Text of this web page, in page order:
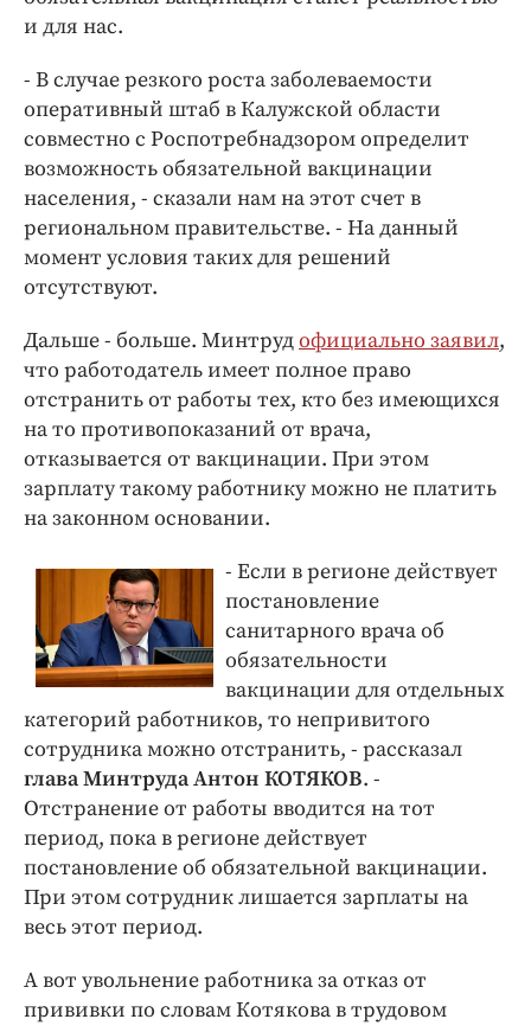
и для нас.
- В случае резкого роста заболеваемости
оперативный штаб в Калужской области
совместно с Роспотребнадзором определит
возможность обязательной вакцинации
населения, - сказали нам на этот счет в
региональном правительстве. - На данный
момент условия таких для решений
отсутствуют.
Дальше - больше. Минтрудофициально заявил,
что работодатель имеет полное право
отстранить от работы тех, кто без имеющихся
на то противопоказаний от врача,
отказывается от вакцинации. При этом
зарплату такому работнику можно не платить
на законном основании.
- Если в регионе действует
постановление
санитарного врача об
обязательности
вакцинации для отдельных
категорий работников, то непривитого
сотрудника можно отстранить, - рассказал
глава Минтруда Антон КОТЯКОВ. -
Отстранение от работы вводится на тот
период, пока в регионе действует
постановление об обязательной вакцинации.
При этом сотрудник лишается зарплаты на
весь этот период.
А вот увольнение работника за отказ от
прививки по словам Котякова в трудовом